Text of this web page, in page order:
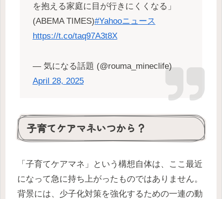
を抱える家庭に目が行きにくくなる」
(ABEMA TIMES)#Yahooニュース
https://t.co/taq97A3t8X
— 気になる話題 (@rouma_mineclife)
April 28, 2025
子育てケアマネいつから？
「子育てケアマネ」という構想自体は、ここ最近
になって急に持ち上がったものではありません。
背景には、少子化対策を強化するための一連の動